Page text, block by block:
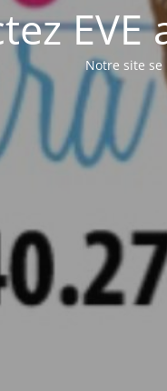
Notre site